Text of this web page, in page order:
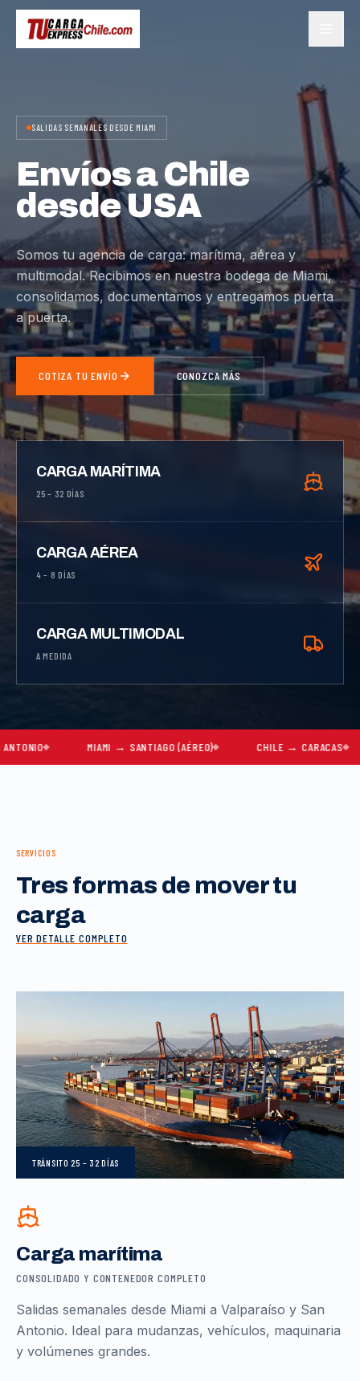
SALIDAS SEMANALES DESDE MIAMI
Envíos a Chile
desde USA
Somos tu agencia de carga: marítima, aérea y
multimodal. Recibimos en nuestra bodega de Miami,
consolidamos, documentamos y entregamos puerta
a puerta.
COTIZA TU ENVÍO CONOZCA MÁS
CARGA MARÍTIMA
25 – 32 DÍAS
CARGA AÉREA
4 – 8 DÍAS
CARGA MULTIMODAL
A MEDIDA
MIAMI → SANTIAGO (AÉREO) CHILE → CARACAS
SERVICIOS
Tres formas de mover tu
carga
VER DETALLE COMPLETO
TRÁNSITO 25 – 32 DÍAS
Carga marítima
CONSOLIDADO Y CONTENEDOR COMPLETO
Salidas semanales desde Miami a Valparaíso y San
Antonio. Ideal para mudanzas, vehículos, maquinaria
y volúmenes grandes.